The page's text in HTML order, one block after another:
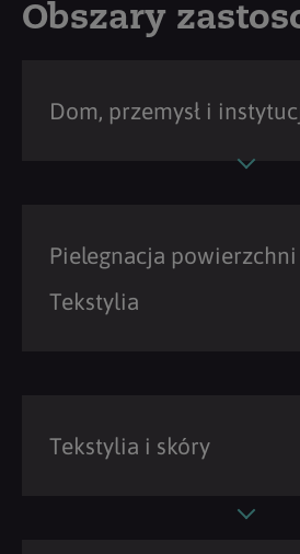
Obszary
Dom, przemysł i
Pielegnacja powierzchni
Tekstylia
Tekstylia i skóry